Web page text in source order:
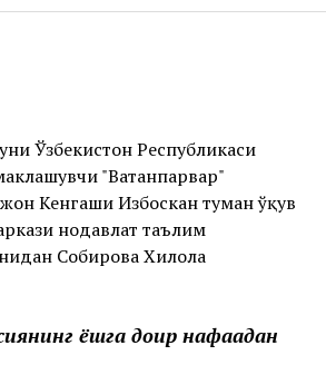
Ўзбекистон Республикаси
"Ватанпарвар"
Кенгаши Избоскан туман ўқув
нодавлат таълим
Собирова Хилола
ёшга доир нафақадан